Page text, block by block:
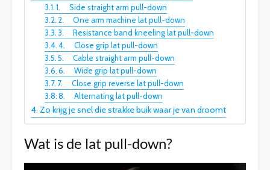
1. Side straight arm pull-down
2. One arm machine lat pull-down
3. Resistance band kneeling lat pull-down
4. Close grip lat pull-down
5. Cable straight arm pull-down
6. Wide grip lat pull-down
7. Close grip reverse lat pull-down
8. Alternating lat pull-down
Zo krijg je snel die strakke buik waar je van droomt
Wat is de lat pull-down?